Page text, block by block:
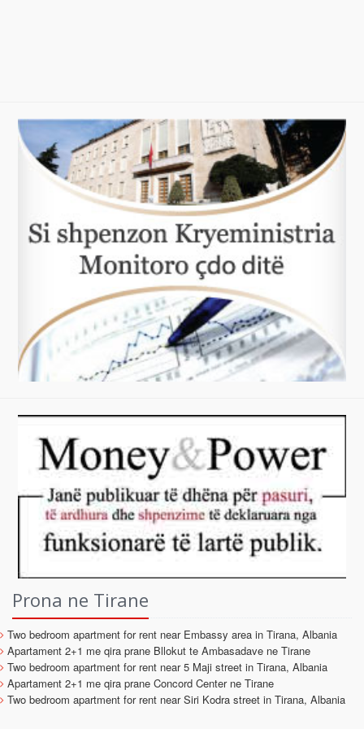
Prona ne Tirane
Two bedroom apartment for rent near Embassy area in Tirana, Albania
Apartament 2+1 me qira prane Bllokut te Ambasadave ne Tirane
Two bedroom apartment for rent near 5 Maji street in Tirana, Albania
Apartament 2+1 me qira prane Concord Center ne Tirane
Two bedroom apartment for rent near Siri Kodra street in Tirana, Albania